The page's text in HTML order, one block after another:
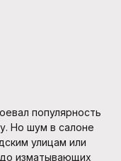
популярность
Но шум в салоне
улицам или
изматывающих